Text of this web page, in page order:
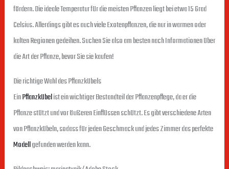
fördern. Die ideale Temperatur für die meisten Pflanzen liegt bei etwa 15 Grad
Celsius. Allerdings gibt es auch viele Exotenpflanzen, die nur in warmen oder
kalten Regionen gedeihen. Suchen Sie also am besten nach Informationen über
die Art der Pflanze, bevor Sie sie kaufen!
Die richtige Wahl des Pflanzkübels
EinPflanzkübelist ein wichtiger Bestandteil der Pflanzenpflege, da er die
Pflanze stützt und vor äußeren Einflüssen schützt. Es gibt verschiedene Arten
von Pflanzkübeln, sodass für jeden Geschmack und jedes Zimmer das perfekte
Modellgefunden werden kann.